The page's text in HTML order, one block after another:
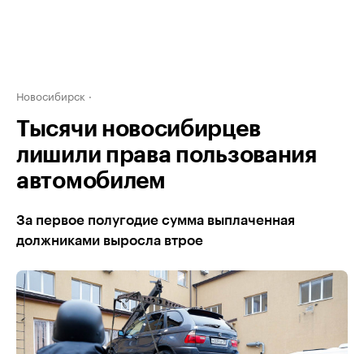
Новосибирск
Тысячи новосибирцев
лишили права пользования
автомобилем
За первое полугодие сумма выплаченная
должниками выросла втрое